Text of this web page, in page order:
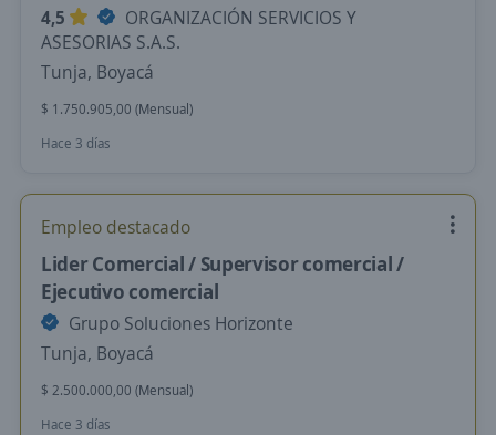
4,5
ORGANIZACIÓN SERVICIOS Y
ASESORIAS S.A.S.
Tunja, Boyacá
$ 1.750.905,00 (Mensual)
Hace 3 días
Empleo destacado
Lider Comercial / Supervisor comercial /
Ejecutivo comercial
Grupo Soluciones Horizonte
Tunja, Boyacá
$ 2.500.000,00 (Mensual)
Hace 3 días